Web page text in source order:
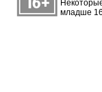
младше